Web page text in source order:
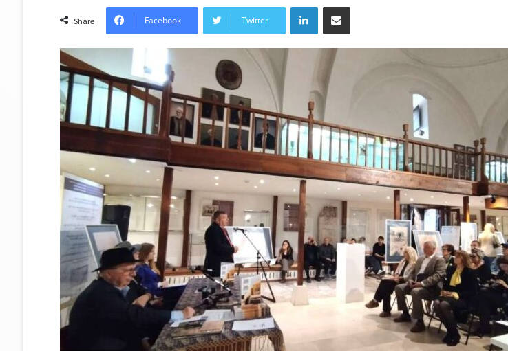
Share Facebook Twitter